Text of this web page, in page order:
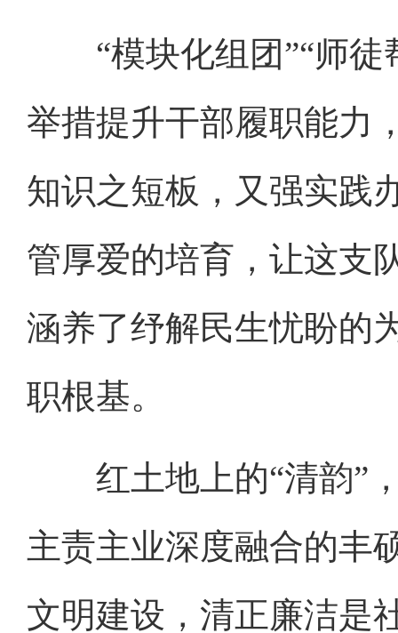
“模块化组团”“师徒
举措提升干部履职能力
知识之短板，又强实践
管厚爱的培育，让这支
涵养了纾解民生忧盼的
职根基。
红土地上的“清韵”，
主责主业深度融合的丰
文明建设，清正廉洁是